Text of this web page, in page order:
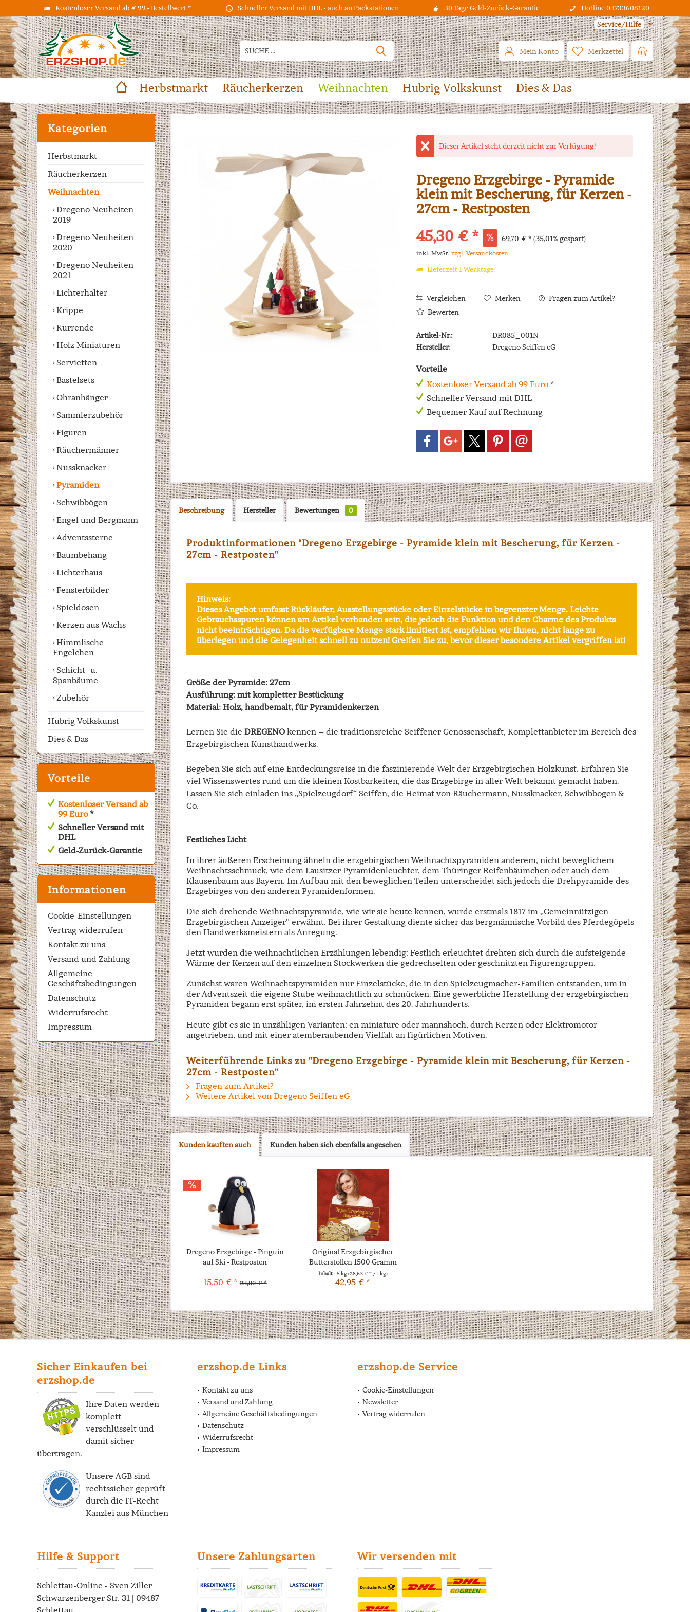
Kostenloser Versand ab € 99,- Bestellwert * Schneller Versand mit DHL - auch an Packstationen 30 Tage Geld-Zurück-Garantie Hotline 03733608120
Service/Hilfe
Merkzettel
Mein Konto
Herbstmarkt Räucherkerzen Weihnachten Hubrig Volkskunst Dies & Das
Kategorien
Herbstmarkt
Räucherkerzen
Weihnachten
Dregeno Neuheiten
2019
Dregeno Neuheiten
2020
Dregeno Neuheiten
2021
Lichterhalter
Krippe
Kurrende
Holz Miniaturen
Servietten
Bastelsets
Ohranhänger
Sammlerzubehör
Figuren
Räuchermänner
Nussknacker
Pyramiden
Schwibbögen
Engel und Bergmann
Adventssterne
Baumbehang
Lichterhaus
Fensterbilder
Spieldosen
Kerzen aus Wachs
Himmlische
Engelchen
Schicht- u.
Spanbäume
Zubehör
Hubrig Volkskunst
Dies & Das
Vorteile
Kostenloser Versand ab
99 Euro*
Schneller Versand mit
DHL
Geld-Zurück-Garantie
Informationen
Cookie-Einstellungen
Vertrag widerrufen
Kontakt zu uns
Versand und Zahlung
Allgemeine
Geschäftsbedingungen
Datenschutz
Widerrufsrecht
Impressum
Dieser Artikel steht derzeit nicht zur Verfügung!
Dregeno Erzgebirge - Pyramide
klein mit Bescherung, für Kerzen -
27cm - Restposten
45,30 € * 69,70 € *(35,01% gespart)
inkl. MwSt. zzgl. Versandkosten
Lieferzeit 1 Werktage
Vergleichen Merken
Fragen zum Artikel?
Bewerten
Artikel-Nr.:
DR085_001N
Hersteller:
Dregeno Seiffen eG
Vorteile
Kostenloser Versand ab 99 Euro*
Schneller Versand mit DHL
Bequemer Kauf auf Rechnung
Beschreibung Hersteller Bewertungen 0
Produktinformationen "Dregeno Erzgebirge - Pyramide klein mit Bescherung, für Kerzen -
27cm - Restposten"
Hinweis:
Dieses Angebot umfasst Rückläufer, Ausstellungsstücke oder Einzelstücke in begrenzter Menge. Leichte
Gebrauchsspuren können am Artikel vorhanden sein, die jedoch die Funktion und den Charme des Produkts
nicht beeinträchtigen. Da die verfügbare Menge stark limitiert ist, empfehlen wir Ihnen, nicht lange zu
überlegen und die Gelegenheit schnell zu nutzen! Greifen Sie zu, bevor dieser besondere Artikel vergriffen ist!
Größe der Pyramide: 27cm
Ausführung: mit kompletter Bestückung
Material: Holz, handbemalt, für Pyramidenkerzen
Lernen Sie die DREGENOkennen – die traditionsreiche Seiffener Genossenschaft, Komplettanbieter im Bereich des
Erzgebirgischen Kunsthandwerks.
Begeben Sie sich auf eine Entdeckungsreise in die faszinierende Welt der Erzgebirgischen Holzkunst. Erfahren Sie
viel Wissenswertes rund um die kleinen Kostbarkeiten, die das Erzgebirge in aller Welt bekannt gemacht haben.
Lassen Sie sich einladen ins „Spielzeugdorf“ Seiffen, die Heimat von Räuchermann, Nussknacker, Schwibbogen &
Co.
Festliches Licht
In ihrer äußeren Erscheinung ähneln die erzgebirgischen Weihnachtspyramiden anderem, nicht beweglichem
Weihnachtsschmuck, wie dem Lausitzer Pyramidenleuchter, dem Thüringer Reifenbäumchen oder auch dem
Klausenbaum aus Bayern. Im Aufbau mit den beweglichen Teilen unterscheidet sich jedoch die Drehpyramide des
Erzgebirges von den anderen Pyramidenformen.
Die sich drehende Weihnachtspyramide, wie wir sie heute kennen, wurde erstmals 1817 im „Gemeinnützigen
Erzgebirgischen Anzeiger“ erwähnt. Bei ihrer Gestaltung diente sicher das bergmännische Vorbild des Pferdegöpels
den Handwerksmeistern als Anregung.
Jetzt wurden die weihnachtlichen Erzählungen lebendig: Festlich erleuchtet drehten sich durch die aufsteigende
Wärme der Kerzen auf den einzelnen Stockwerken die gedrechselten oder geschnitzten Figurengruppen.
Zunächst waren Weihnachtspyramiden nur Einzelstücke, die in den Spielzeugmacher-Familien entstanden, um in
der Adventszeit die eigene Stube weihnachtlich zu schmücken. Eine gewerbliche Herstellung der erzgebirgischen
Pyramiden begann erst später, im ersten Jahrzehnt des 20. Jahrhunderts.
Heute gibt es sie in unzähligen Varianten: en miniature oder mannshoch, durch Kerzen oder Elektromotor
angetrieben, und mit einer atemberaubenden Vielfalt an figürlichen Motiven.
Weiterführende Links zu "Dregeno Erzgebirge - Pyramide klein mit Bescherung, für Kerzen -
27cm - Restposten"
Fragen zum Artikel?
Weitere Artikel von Dregeno Seiffen eG
Kunden kauften auch Kunden haben sich ebenfalls angesehen
Dregeno Erzgebirge - Pinguin
auf Ski - Restposten
15,50 € * 23,80 € *
Original Erzgebirgischer
Butterstollen 1500 Gramm
Inhalt1.5 kg(28,63 € * / 1 kg)
42,95 € *
Sicher Einkaufen bei
erzshop.de
Ihre Daten werden
komplett
verschlüsselt und
damit sicher
übertragen.
Unsere AGB sind
rechtssicher geprüft
durch die IT-Recht
Kanzlei aus München
erzshop.de Links
Kontakt zu uns
Versand und Zahlung
Allgemeine Geschäftsbedingungen
Datenschutz
Widerrufsrecht
Impressum
erzshop.de Service
Cookie-Einstellungen
Newsletter
Vertrag widerrufen
Hilfe & Support
Schlettau-Online - Sven Ziller
Schwarzenberger Str. 31 | 09487
Schlettau
Unsere Zahlungsarten Wir versenden mit